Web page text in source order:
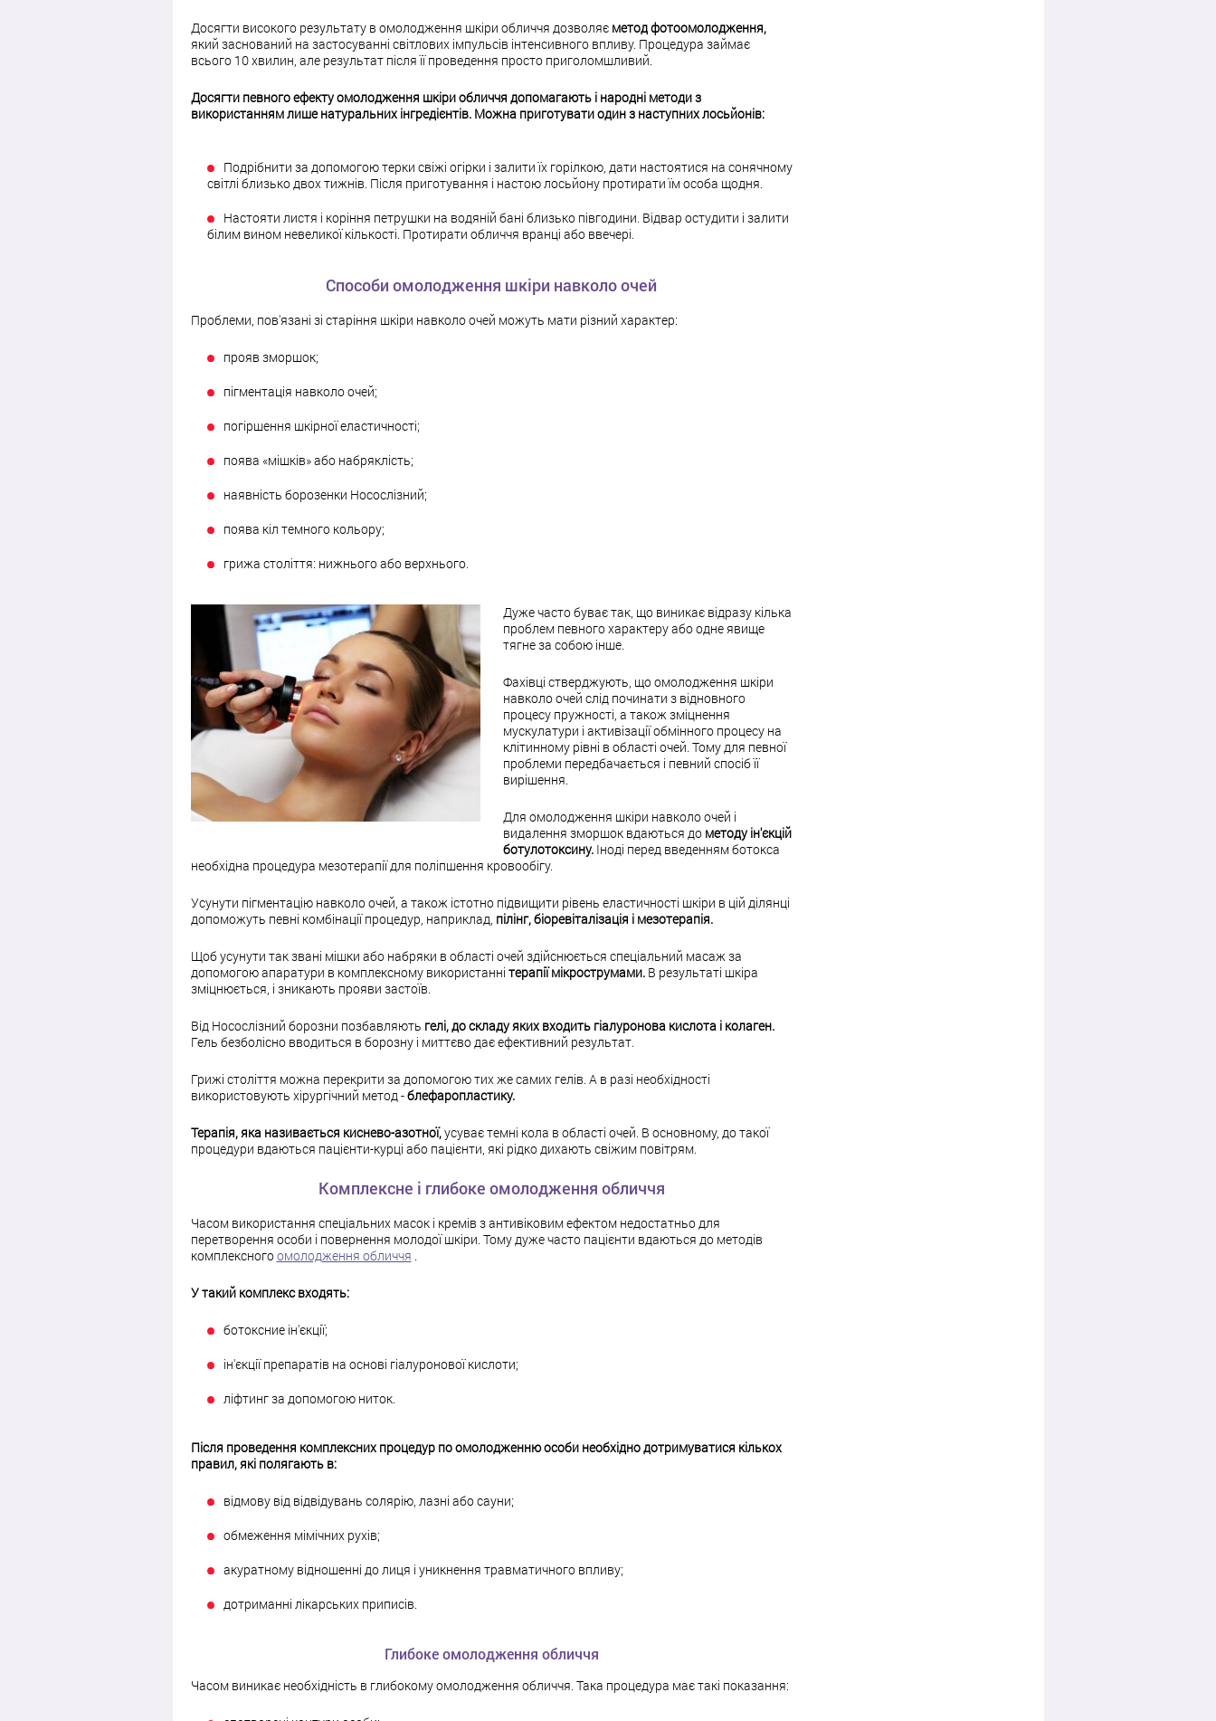
Досягти високого результату в омолодження шкіри обличчя дозволяє метод фотоомолодження,
який заснований на застосуванні світлових імпульсів інтенсивного впливу. Процедура займає
всього 10 хвилин, але результат після її проведення просто приголомшливий.
Досягти певного ефекту омолодження шкіри обличчя допомагають і народні методи з
використанням лише натуральних інгредієнтів. Можна приготувати один з наступних лосьйонів:
Подрібнити за допомогою терки свіжі огірки і залити їх горілкою, дати настоятися на сонячному
світлі близько двох тижнів. Після приготування і настою лосьйону протирати їм особа щодня.
Настояти листя і коріння петрушки на водяній бані близько півгодини. Відвар остудити і залити
білим вином невеликої кількості. Протирати обличчя вранці або ввечері.
Способи омолодження шкіри навколо очей
Проблеми, пов'язані зі старіння шкіри навколо очей можуть мати різний характер:
прояв зморшок;
пігментація навколо очей;
погіршення шкірної еластичності;
поява «мішків» або набряклість;
наявність борозенки Носослізний;
поява кіл темного кольору;
грижа століття: нижнього або верхнього.
Дуже часто буває так, що виникає відразу кілька
проблем певного характеру або одне явище
тягне за собою інше.
Фахівці стверджують, що омолодження шкіри
навколо очей слід починати з відновного
процесу пружності, а також зміцнення
мускулатури і активізації обмінного процесу на
клітинному рівні в області очей. Тому для певної
проблеми передбачається і певний спосіб її
вирішення.
Для омолодження шкіри навколо очей і
видалення зморшок вдаються до методу ін'єкцій
ботулотоксину.Іноді перед введенням ботокса
необхідна процедура мезотерапії для поліпшення кровообігу.
Усунути пігментацію навколо очей, а також істотно підвищити рівень еластичності шкіри в цій ділянці
допоможуть певні комбінації процедур, наприклад, пілінг, біоревіталізація і мезотерапія.
Щоб усунути так звані мішки або набряки в області очей здійснюється спеціальний масаж за
допомогою апаратури в комплексному використанні терапії мікрострумами.В результаті шкіра
зміцнюється, і зникають прояви застоїв.
Від Носослізний борозни позбавляють гелі, до складу яких входить гіалуронова кислота і колаген.
Гель безболісно вводиться в борозну і миттєво дає ефективний результат.
Грижі століття можна перекрити за допомогою тих же самих гелів. А в разі необхідності
використовують хірургічний метод -блефаропластику.
Терапія, яка називається киснево-азотної,усуває темні кола в області очей. В основному, до такої
процедури вдаються пацієнти-курці або пацієнти, які рідко дихають свіжим повітрям.
Комплексне і глибоке омолодження обличчя
Часом використання спеціальних масок і кремів з антивіковим ефектом недостатньо для
перетворення особи і повернення молодої шкіри. Тому дуже часто пацієнти вдаються до методів
комплексногоомолодження обличчя .
У такий комплекс входять:
ботоксние ін'єкції;
ін'єкції препаратів на основі гіалуронової кислоти;
ліфтинг за допомогою ниток.
Після проведення комплексних процедур по омолодженню особи необхідно дотримуватися кількох
правил, які полягають в:
відмову від відвідувань солярію, лазні або сауни;
обмеження мімічних рухів;
акуратному відношенні до лиця і уникнення травматичного впливу;
дотриманні лікарських приписів.
Глибоке омолодження обличчя
Часом виникає необхідність в глибокому омолодження обличчя. Така процедура має такі показання: